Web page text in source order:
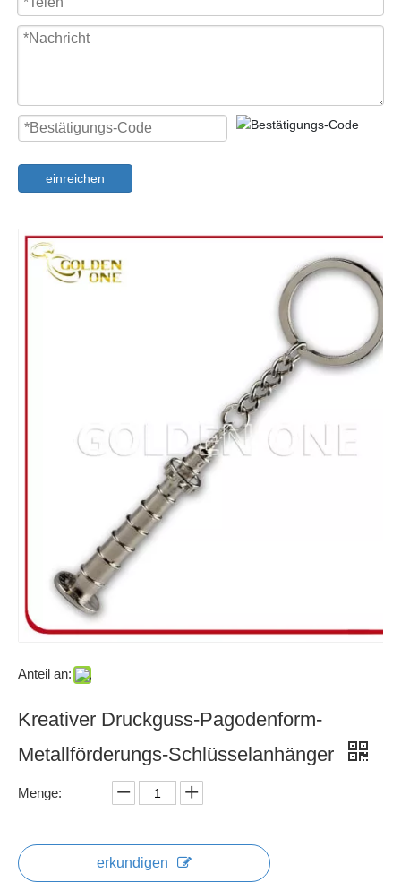
einreichen
Anteil an:
Kreativer Druckguss-Pagodenform-
Metallförderungs-Schlüsselanhänger
Menge:
erkundigen